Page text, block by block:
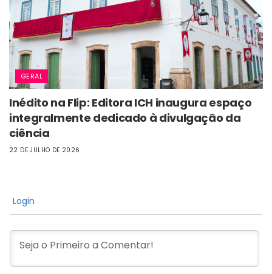
GERAL
Inédito na Flip: Editora ICH inaugura espaço
integralmente dedicado à divulgação da
ciência
22 DE JULHO DE 2026
Login